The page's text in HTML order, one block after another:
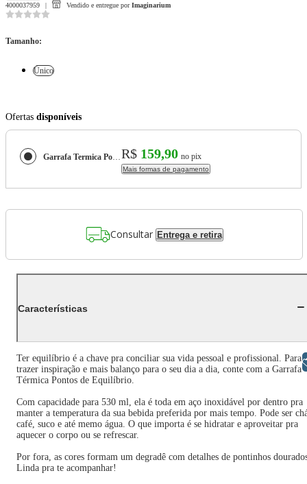
4000037959 Vendido e entregue por Imaginarium
Tamanho:
Único
Ofertas disponíveis
Garrafa Termica Pontos de EquilíbrioR$ 159,90 no pix
Mais formas de pagamento
Consultar Entrega e retira
Características
Ter equilíbrio é a chave pra conciliar sua vida pessoal e profissional. Para
trazer inspiração e mais balanço para o seu dia a dia, conte com a Garrafa
Térmica Pontos de Equilíbrio.
Com capacidade para 530 ml, ela é toda em aço inoxidável por dentro pra
manter a temperatura da sua bebida preferida por mais tempo. Pode ser
café, suco e até memo água. O que importa é se hidratar e aproveitar pra
aquecer o corpo ou se refrescar.
Por fora, as cores formam um degradê com detalhes de pontinhos
Linda pra te acompanhar!
Libras